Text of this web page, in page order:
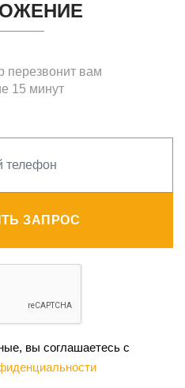
вам
15 минут
ЗАПРОС
вы соглашаетесь с